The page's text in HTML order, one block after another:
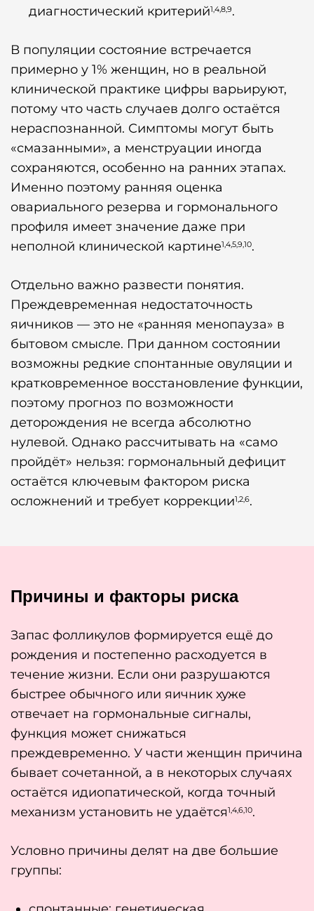
диагностический критерий1,4,8,9.
В популяции состояние встречается
примерно у 1% женщин, но в реальной
клинической практике цифры варьируют,
потому что часть случаев долго остаётся
нераспознанной. Симптомы могут быть
«смазанными», а менструации иногда
сохраняются, особенно на ранних этапах.
Именно поэтому ранняя оценка
овариального резерва и гормонального
профиля имеет значение даже при
неполной клинической картине1,4,5,9,10.
Отдельно важно развести понятия.
Преждевременная недостаточность
яичников — это не «ранняя менопауза» в
бытовом смысле. При данном состоянии
возможны редкие спонтанные овуляции и
кратковременное восстановление функции,
поэтому прогноз по возможности
деторождения не всегда абсолютно
нулевой. Однако рассчитывать на «само
пройдёт» нельзя: гормональный дефицит
остаётся ключевым фактором риска
осложнений и требует коррекции1,2,6.
Причины и факторы риска
Запас фолликулов формируется ещё до
рождения и постепенно расходуется в
течение жизни. Если они разрушаются
быстрее обычного или яичник хуже
отвечает на гормональные сигналы,
функция может снижаться
преждевременно. У части женщин причина
бывает сочетанной, а в некоторых случаях
остаётся идиопатической, когда точный
механизм установить не удаётся1,4,6,10.
Условно причины делят на две большие
группы: